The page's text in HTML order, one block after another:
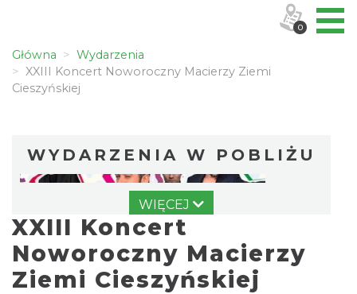
Główna
Wydarzenia
XXIII Koncert Noworoczny Macierzy Ziemi
Cieszyńskiej
WYDARZENIA W POBLIŻU
WIĘCEJ
XXIII Koncert
Noworoczny Macierzy
Ziemi Cieszyńskiej
0